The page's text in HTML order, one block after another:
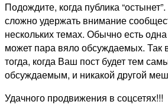
Подождите, когда публика
сложно удержать внимание
нескольких темах. Обычно есть
может пара вяло обсуждаемых. Так
тогда, когда Ваш пост будет тем
обсуждаемым, и никакой другой
Удачного продвижения в соцсетях!!!